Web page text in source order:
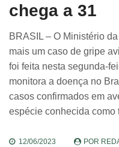
chega a 31
BRASIL – O Ministério
mais um caso de gripe
foi feita nesta segunda-
monitora a doença no
casos confirmados em
espécie conhecida
12/06/2023 POR